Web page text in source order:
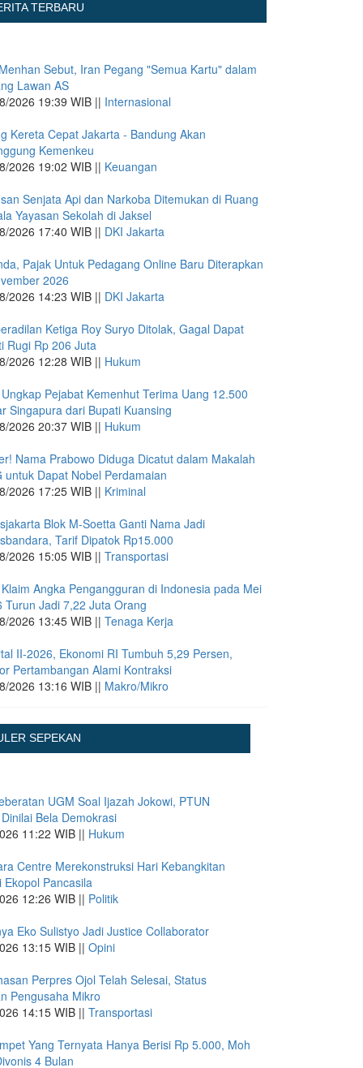
TERBARU
Sebut, Iran Pegang "Semua Kartu" dalam
Lawan AS
2026 19:39 WIB || Internasional
Kereta Cepat Jakarta - Bandung Akan
Kemenkeu
2026 19:02 WIB || Keuangan
Senjata Api dan Narkoba Ditemukan di Ruang
Yayasan Sekolah di Jaksel
2026 17:40 WIB || DKI Jakarta
Pajak Untuk Pedagang Online Baru Diterapkan
2026
2026 14:23 WIB || DKI Jakarta
Ketiga Roy Suryo Ditolak, Gagal Dapat
Rugi Rp 206 Juta
2026 12:28 WIB || Hukum
Pejabat Kemenhut Terima Uang 12.500
Singapura dari Bupati Kuansing
2026 20:37 WIB || Hukum
Nama Prabowo Diduga Dicatut dalam Makalah
untuk Dapat Nobel Perdamaian
2026 17:25 WIB || Kriminal
Blok M-Soetta Ganti Nama Jadi
Tarif Dipatok Rp15.000
2026 15:05 WIB || Transportasi
Angka Pengangguran di Indonesia pada Mei
Turun Jadi 7,22 Juta Orang
2026 13:45 WIB || Tenaga Kerja
II-2026, Ekonomi RI Tumbuh 5,29 Persen,
Pertambangan Alami Kontraksi
2026 13:16 WIB || Makro/Mikro
SEPEKAN
UGM Soal Ijazah Jokowi, PTUN
Bela Demokrasi
11:22 WIB || Hukum
Centre Merekonstruksi Hari Kebangkitan
Ekopol Pancasila
12:26 WIB || Politik
Eko Sulistyo Jadi Justice Collaborator
13:15 WIB || Opini
Perpres Ojol Telah Selesai, Status
Pengusaha Mikro
14:15 WIB || Transportasi
Yang Ternyata Hanya Berisi Rp 5.000, Moh
4 Bulan